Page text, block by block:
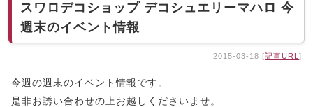
スワロデコショップ デコシュエリーマハロ 今
週末のイベント情報
2015-03-18 [記事URL ]
今週の週末のイベント情報です。
是非お誘い合わせの上お越しくださいませ。